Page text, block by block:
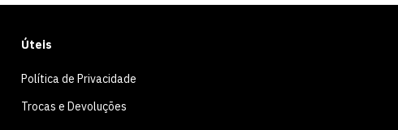
Úteis
Política de Privacidade
Trocas e Devoluções